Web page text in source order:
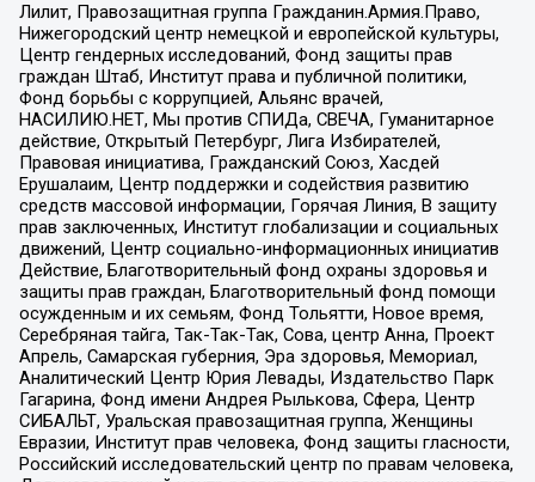
Лилит, Правозащитная группа Гражданин.Армия.Право,
Нижегородский центр немецкой и европейской культуры,
Центр гендерных исследований, Фонд защиты прав
граждан Штаб, Институт права и публичной политики,
Фонд борьбы с коррупцией, Альянс врачей,
НАСИЛИЮ.НЕТ, Мы против СПИДа, СВЕЧА, Гуманитарное
действие, Открытый Петербург, Лига Избирателей,
Правовая инициатива, Гражданский Союз, Хасдей
Ерушалаим, Центр поддержки и содействия развитию
средств массовой информации, Горячая Линия, В защиту
прав заключенных, Институт глобализации и социальных
движений, Центр социально-информационных инициатив
Действие, Благотворительный фонд охраны здоровья и
защиты прав граждан, Благотворительный фонд помощи
осужденным и их семьям, Фонд Тольятти, Новое время,
Серебряная тайга, Так-Так-Так, Сова, центр Анна, Проект
Апрель, Самарская губерния, Эра здоровья, Мемориал,
Аналитический Центр Юрия Левады, Издательство Парк
Гагарина, Фонд имени Андрея Рылькова, Сфера, Центр
СИБАЛЬТ, Уральская правозащитная группа, Женщины
Евразии, Институт прав человека, Фонд защиты гласности,
Российский исследовательский центр по правам человека,